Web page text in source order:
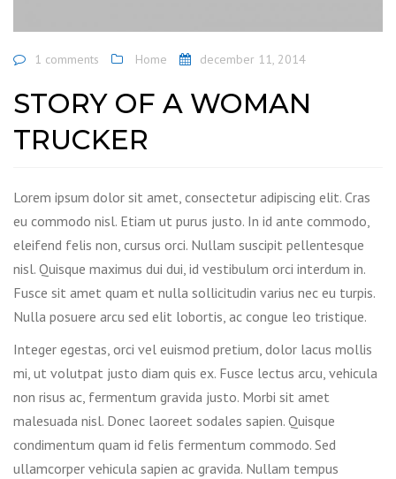
1 comments Home december 11, 2014
STORY OF A WOMAN
TRUCKER
Lorem ipsum dolor sit amet, consectetur adipiscing elit. Cras
eu commodo nisl. Etiam ut purus justo. In id ante commodo,
eleifend felis non, cursus orci. Nullam suscipit pellentesque
nisl. Quisque maximus dui dui, id vestibulum orci interdum in.
Fusce sit amet quam et nulla sollicitudin varius nec eu turpis.
Nulla posuere arcu sed elit lobortis, ac congue leo tristique.
Integer egestas, orci vel euismod pretium, dolor lacus mollis
mi, ut volutpat justo diam quis ex. Fusce lectus arcu, vehicula
non risus ac, fermentum gravida justo. Morbi sit amet
malesuada nisl. Donec laoreet sodales sapien. Quisque
condimentum quam id felis fermentum commodo. Sed
ullamcorper vehicula sapien ac gravida. Nullam tempus